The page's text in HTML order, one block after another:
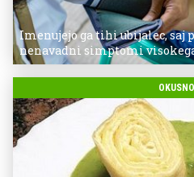
Imenujejo ga tihi ubijalec, saj
nenavadni simptomi